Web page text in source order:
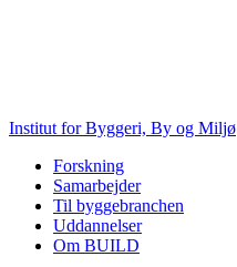
Institut for Byggeri, By og Miljø
Forskning
Samarbejder
Til byggebranchen
Uddannelser
Om BUILD